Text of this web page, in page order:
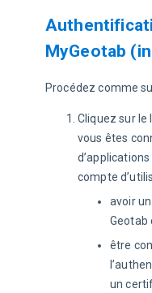
MyGeotab
Procédez comme
Cliquez sur le
vous êtes
compte
avoir
Geotab
être
un